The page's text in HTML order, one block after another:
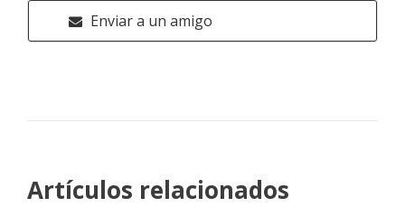
Enviar a un amigo
Artículos relacionados